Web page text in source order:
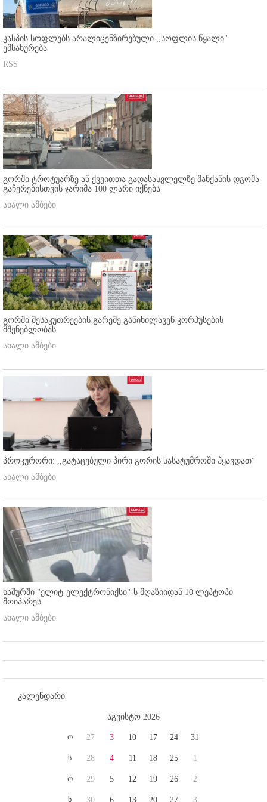
კასპის სოფლებს არალიცენზირებული ,,სოფლის წყალი"
ემსახურება
RSS
გორში ტროტუარზე ან ქვეითთა გადასასვლელზე მანქანის დგომა-
გაჩერებისთვის ჯარიმა 100 ლარი იქნება
ახალი ამბები
გორში მესაკუთრეების გარეშე განიხილავენ კორპუსების
მშენებლობას
ახალი ამბები
პროკურორი: ,,გატაცებული პირი გორის სასატუმროში ჰყავდათ''
ახალი ამბები
ხაშურში "ელიტ-ელექტრონიქსი"-ს მღაზიიდან 10 ლეპტოპი
მოიპარეს
ახალი ამბები
კალენდარი
აგვისტო 2026
ო
ს
ო
ხ
27
28
29
30
3
4
5
6
10
11
12
13
17
18
19
20
24
25
26
27
31
1
2
3